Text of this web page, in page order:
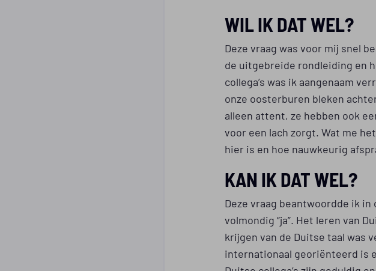
WIL IK DAT WEL?
Deze vraag was voor mij snel
de uitgebreide rondleiding en
collega’s was ik aangenaam
onze oosterburen bleken
alleen attent, ze hebben ook
voor een lach zorgt. Wat me
hier is en hoe nauwkeurig
KAN IK DAT WEL?
Deze vraag beantwoordde ik
volmondig “ja”. Het leren van
krijgen van de Duitse taal was
internationaal georiënteerd is